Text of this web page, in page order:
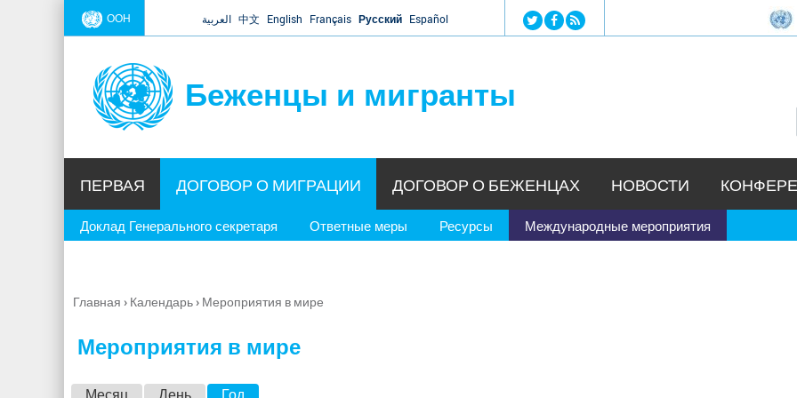
Jump to navigation
ООН العربية 中文 English Français Русский Español
Беженцы и мигранты
ПЕРВАЯ ДОГОВОР О МИГРАЦИИ
Доклад Генерального секретаря Ответные меры Ресурсы Международные мероприятия
ДОГОВОР О БЕЖЕНЦАХ НОВОСТИ
Вы
Главная › Календарь› Мероприятия в мире
Мероприятия в мире